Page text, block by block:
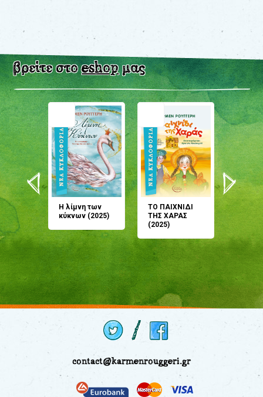
βρείτε στοeshopμας
Η λίμνη των
κύκνων (2025)
ΤΟ ΠΑΙΧΝΙΔΙ
ΤΗΣ ΧΑΡΑΣ
(2025)
μου;
(2024)
contact@karmenrouggeri.gr